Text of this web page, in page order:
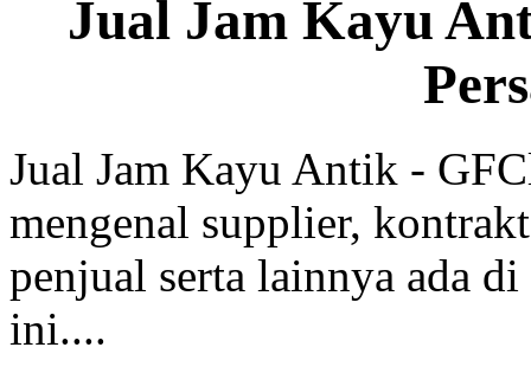
Jual Jam Kayu
Jual Jam Kayu Antik -
mengenal supplier,
penjual serta lainnya ada
ini....